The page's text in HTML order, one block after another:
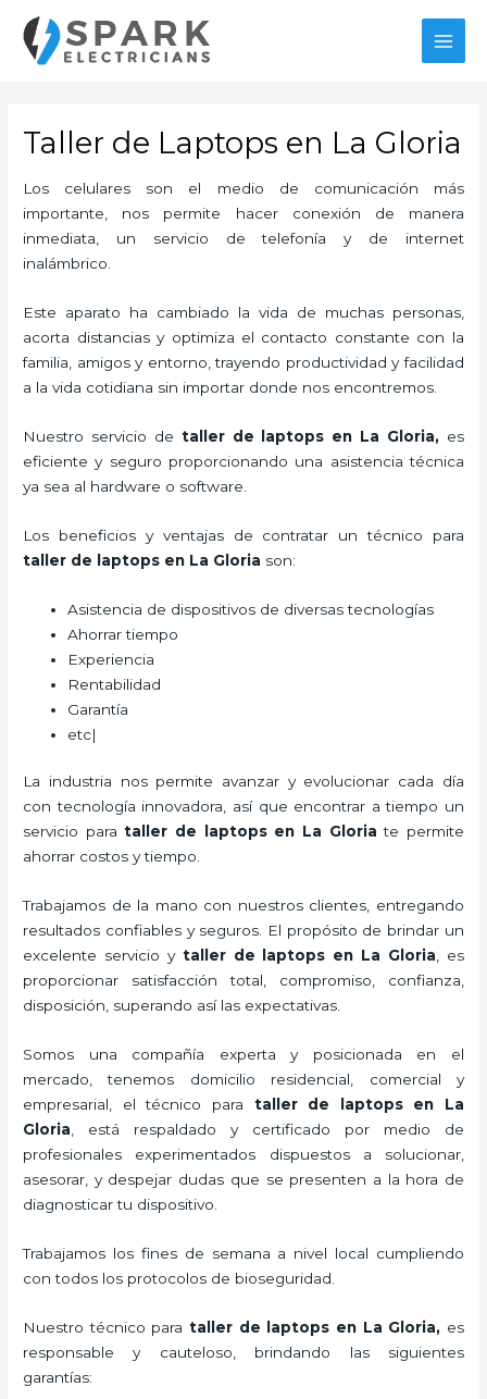
contenido
Taller de Laptops en La Gloria
Los celulares son el medio de comunicación más
importante, nos permite hacer conexión de manera
inmediata, un servicio de telefonía y de internet
inalámbrico.
Este aparato ha cambiado la vida de muchas personas,
acorta distancias y optimiza el contacto constante con la
familia, amigos y entorno, trayendo productividad y facilidad
a la vida cotidiana sin importar donde nos encontremos.
Nuestro servicio de taller de laptops en La Gloria, es
eficiente y seguro proporcionando una asistencia técnica
ya sea al hardware o software.
Los beneficios y ventajas de contratar un técnico para
taller de laptops en La Gloria son:
Asistencia de dispositivos de diversas tecnologías
Ahorrar tiempo
Experiencia
Rentabilidad
Garantía
etc|
La industria nos permite avanzar y evolucionar cada día
con tecnología innovadora, así que encontrar a tiempo un
servicio parataller de laptops en La Gloria te permite
ahorrar costos y tiempo.
Trabajamos de la mano con nuestros clientes, entregando
resultados confiables y seguros. El propósito de brindar un
excelente servicio y taller de laptops en La Gloria , es
proporcionar satisfacción total, compromiso, confianza,
disposición, superando así las expectativas.
Somos una compañía experta y posicionada en el
mercado, tenemos domicilio residencial, comercial y
empresarial, el técnico para taller de laptops
en La
Gloria , está respaldado y certificado por medio de
profesionales experimentados dispuestos a solucionar,
asesorar, y despejar dudas que se presenten a la hora de
diagnosticar tu dispositivo.
Trabajamos los fines de semana a nivel local cumpliendo
con todos los protocolos de bioseguridad.
Nuestro técnico parataller de laptops en La Gloria, es
responsable y cauteloso, brindando las siguientes
garantías: